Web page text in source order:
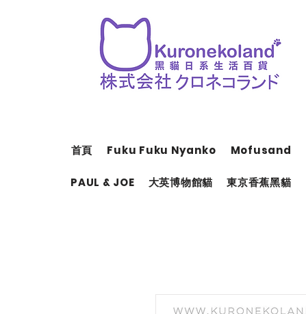
首頁 Fuku Fuku Nyanko Mofusand
PAUL & JOE 大英博物館貓 東京香蕉黑貓